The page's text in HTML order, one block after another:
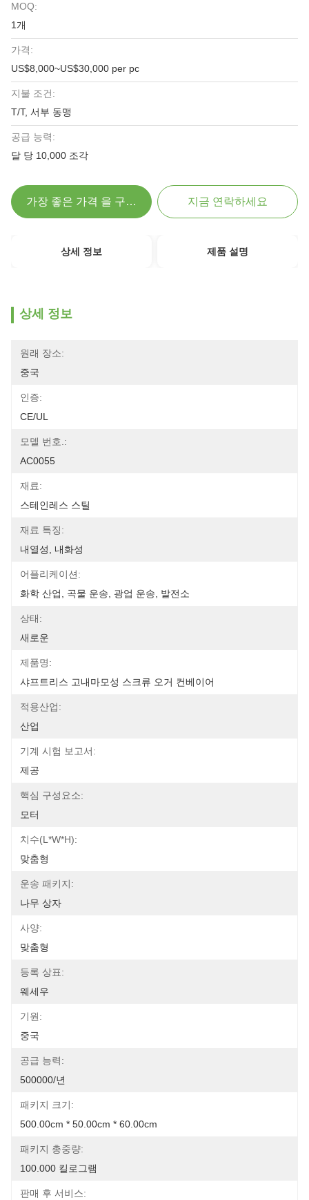
MOQ:
1개
가격:
US$8,000~US$30,000 per pc
지불 조건:
T/T, 서부 동맹
공급 능력:
달 당 10,000 조각
가장 좋은 가격 을 구하라 지금 연락하세요
상세 정보 제품 설명
상세 정보
원래 장소:
중국
인증:
CE/UL
모델 번호.:
AC0055
재료:
스테인레스 스틸
재료 특징:
내열성, 내화성
어플리케이션:
화학 산업, 곡물 운송, 광업 운송, 발전소
상태:
새로운
제품명:
샤프트리스 고내마모성 스크류 오거 컨베이어
적용산업:
산업
기계 시험 보고서:
제공
핵심 구성요소:
모터
치수(l*w*h):
맞춤형
운송 패키지:
나무 상자
사양:
맞춤형
등록 상표:
웨세우
기원:
중국
공급 능력:
500000/년
패키지 크기:
500.00cm * 50.00cm * 60.00cm
패키지 총중량:
100.000 킬로그램
판매 후 서비스: